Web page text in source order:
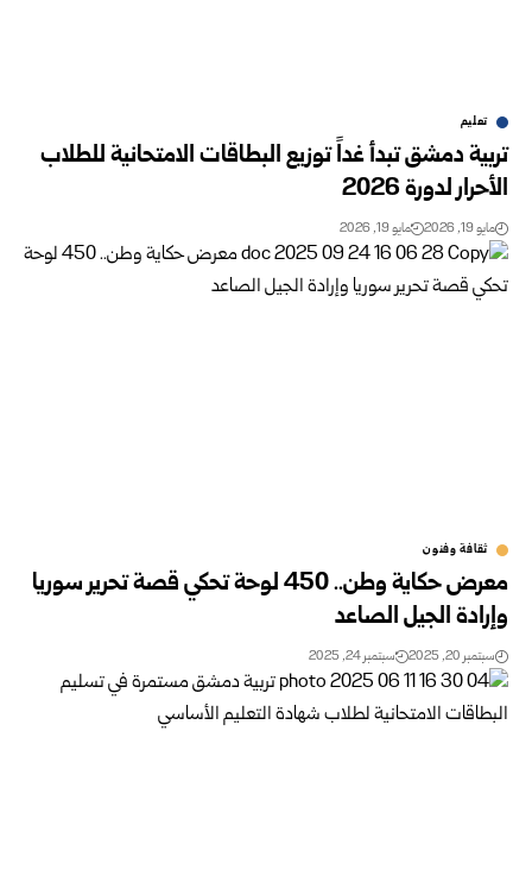
تعليم
تربية دمشق تبدأ غداً توزيع البطاقات الامتحانية للطلاب
الأحرار لدورة 2026‏
مايو 19, 2026 مايو 19, 2026
ثقافة وفنون
معرض حكاية وطن.. 450 لوحة تحكي قصة تحرير سوريا
وإرادة الجيل الصاعد
سبتمبر 20, 2025 سبتمبر 24, 2025